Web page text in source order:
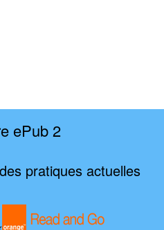
ePub 2
pratiques actuelles